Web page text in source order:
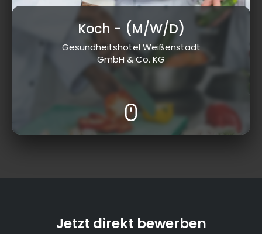
Koch - (M/W/D)
Gesundheitshotel Weißenstadt
GmbH & Co. KG
Jetzt direkt bewerben